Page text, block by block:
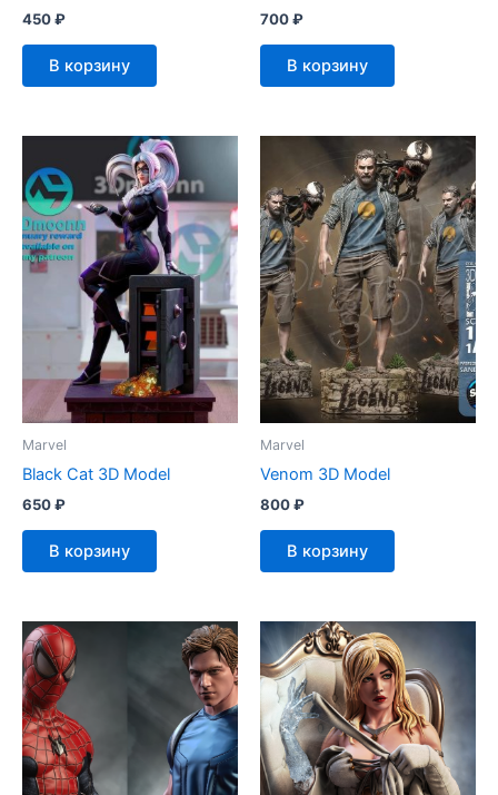
450₽
В корзину
700₽
В корзину
Marvel
Black Cat 3D Model
650₽
В корзину
Marvel
Venom 3D Model
800₽
В корзину